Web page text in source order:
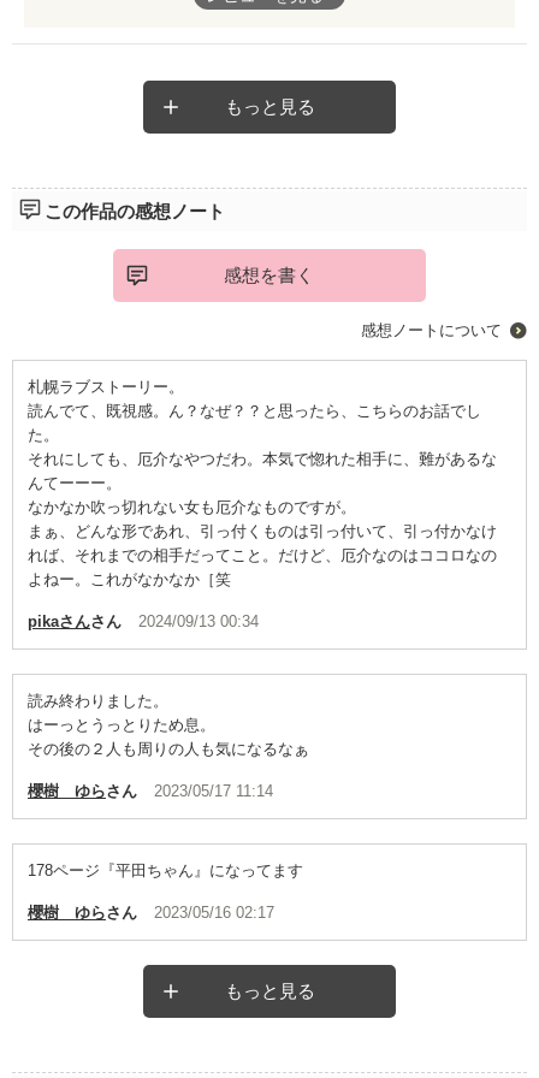
させたりして、途中ジレジレイライラ。明らかに平井のことは好
ま、片桐がただ見守り続けたらどうなっていたんだろう。平井の
桐を思っていたから、ちゃんとそれが実って良かった。美咲のこ
で良かった。笑
もっと見る
この作品の感想ノート
感想を書く
感想ノートについて
札幌ラブストーリー。
読んでて、既視感。ん？なぜ？？と思ったら、こちらのお話でし
た。
それにしても、厄介なやつだわ。本気で惚れた相手に、難があるな
んてーーー。
なかなか吹っ切れない女も厄介なものですが。
まぁ、どんな形であれ、引っ付くものは引っ付いて、引っ付かなけ
れば、それまでの相手だってこと。だけど、厄介なのはココロなの
よねー。これがなかなか［笑
pikaさんさん 2024/09/13 00:34
読み終わりました。
はーっとうっとりため息。
その後の２人も周りの人も気になるなぁ
櫻樹 ゆらさん 2023/05/17 11:14
178ページ『平田ちゃん』になってます
櫻樹 ゆらさん 2023/05/16 02:17
もっと見る